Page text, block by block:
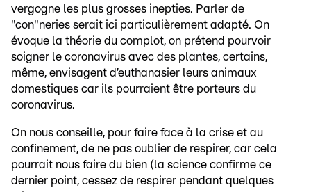
vergogne les plus grosses inepties. Parler de
"con"neries serait ici particulièrement adapté. On
évoque la théorie du complot, on prétend pourvoir
soigner le coronavirus avec des plantes, certains,
même, envisagent d’euthanasier leurs animaux
domestiques car ils pourraient être porteurs du
coronavirus.
On nous conseille, pour faire face à la crise et au
confinement, de ne pas oublier de respirer, car cela
pourrait nous faire du bien (la science confirme ce
dernier point, cessez de respirer pendant quelques